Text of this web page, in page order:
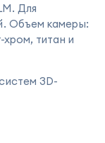
Для
Объем камеры:
титан и
3D-